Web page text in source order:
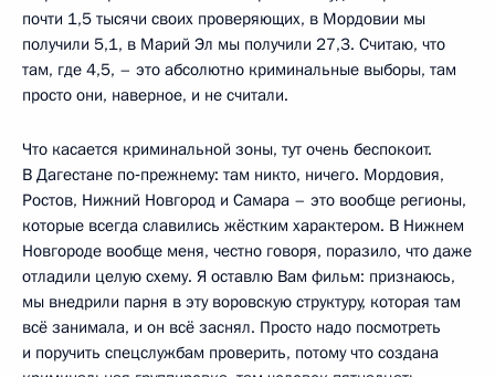
почти 1,5 тысячи своих проверяющих, в Мордовии мы
получили 5,1, в Марий Эл мы получили 27,3. Считаю, что
там, где 4,5, – это абсолютно криминальные выборы, там
просто они, наверное, и не считали.
Что касается криминальной зоны, тут очень беспокоит.
В Дагестане по‑прежнему: там никто, ничего. Мордовия,
Ростов, Нижний Новгород и Самара – это вообще регионы,
которые всегда славились жёстким характером. В Нижнем
Новгороде вообще меня, честно говоря, поразило, что даже
отладили целую схему. Я оставлю Вам фильм: признаюсь,
мы внедрили парня в эту воровскую структуру, которая там
всё занимала, и он всё заснял. Просто надо посмотреть
и поручить спецслужбам проверить, потому что создана